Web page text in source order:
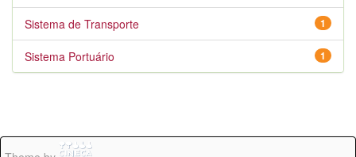
1
Sistema de Transporte
1
Sistema Portuário